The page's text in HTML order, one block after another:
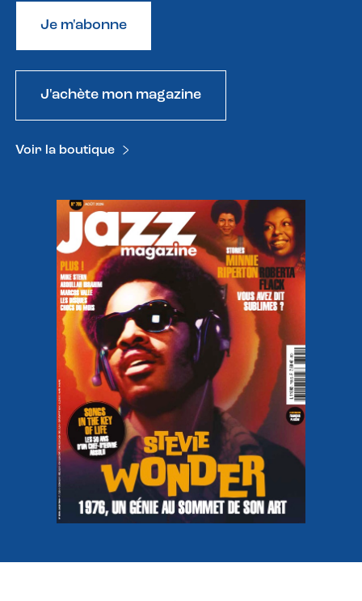
Je m'abonne
J'achète mon magazine
Voir la boutique